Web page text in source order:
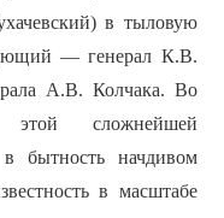
в тыловую
— генерал К.В.
А.В. Колчака. Во
сложнейшей
бытность начдивом
в масштабе